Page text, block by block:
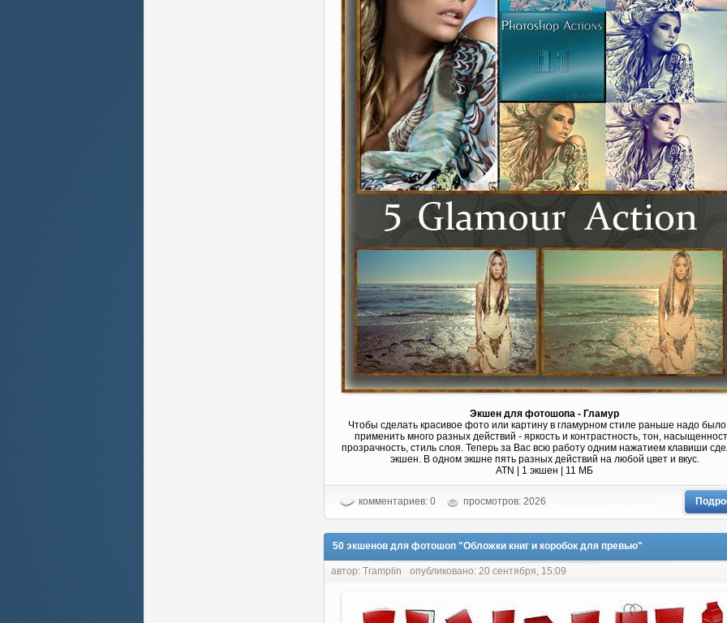
Экшен для фотошопа - Гламур
Чтобы сделать красивое фото или картину в гламурном стиле раньше надо
применить много разных действий - яркость и контрастность, тон,
прозрачность, стиль слоя. Теперь за Вас всю работу одним нажатием клавиши
экшен. В одном экшне пять разных действий на любой цвет и вкус.
ATN | 1 экшен | 11 МБ
комментариев: 0 просмотров: 2026
50 экшенов для фотошоп "Обложки книг и коробок для превью"
автор: Tramplin опубликовано: 20 сентября, 15:09